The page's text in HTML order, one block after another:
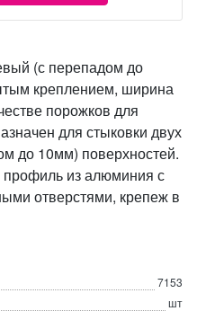
(с перепадом до
креплением, ширина
порожков для
для стыковки двух
до 10мм) поверхностей.
из алюминия с
отверстями, крепеж в
7153
шт